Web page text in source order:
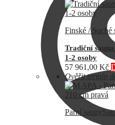
Finské / Suché
Tradiční
1-2 osoby
57 961,00 Kč
Ověřit termín
Parní sauny